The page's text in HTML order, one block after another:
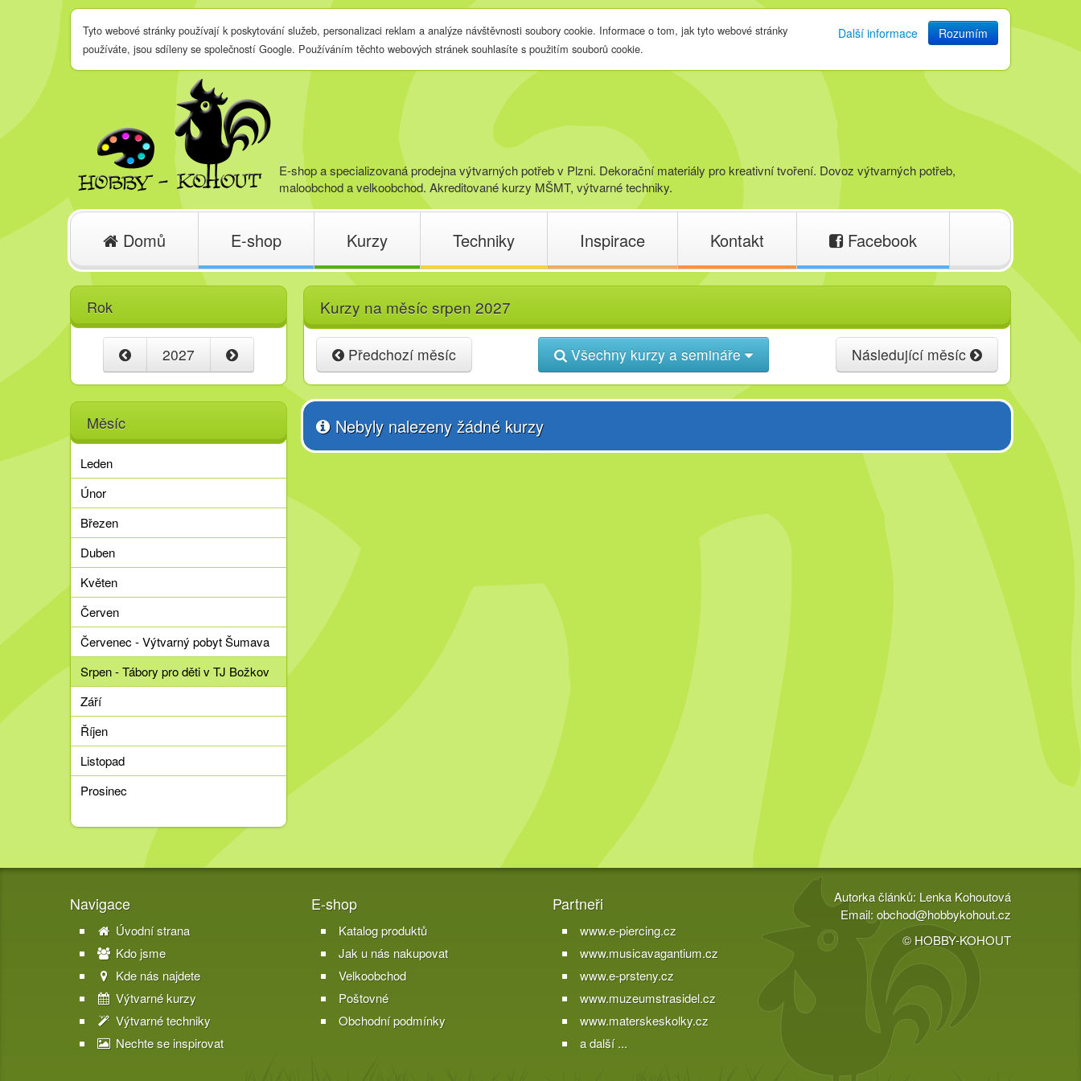
Další informace Rozumím
Tyto webové stránky používají k poskytování služeb, personalizaci reklam a analýze návštěvnosti soubory cookie. Informace o tom, jak tyto webové stránky
používáte, jsou sdíleny se společností Google. Používáním těchto webových stránek souhlasíte s použitím souborů cookie.
E-shop a specializovaná prodejna výtvarných potřeb v Plzni. Dekorační materiály pro kreativní tvoření. Dovoz výtvarných potřeb,
maloobchod a velkoobchod. Akreditované kurzy MŠMT, výtvarné techniky.
Domů E-shop Kurzy Techniky Inspirace Kontakt Facebook
Rok
2027
Měsíc
Leden
Únor
Březen
Duben
Květen
Červen
Červenec - Výtvarný pobyt Šumava
Srpen - Tábory pro děti v TJ Božkov
Září
Říjen
Listopad
Prosinec
Kurzy na měsíc srpen 2027
Předchozí měsíc Následující měsíc
Všechny kurzy a semináře
Nebyly nalezeny žádné kurzy
Navigace
Úvodní strana
Kdo jsme
Kde nás najdete
Výtvarné kurzy
Výtvarné techniky
Nechte se inspirovat
E-shop
Katalog produktů
Jak u nás nakupovat
Velkoobchod
Poštovné
Obchodní podmínky
Partneři
www.e-piercing.cz
www.musicavagantium.cz
www.e-prsteny.cz
www.muzeumstrasidel.cz
www.materskeskolky.cz
a další ...
Autorka článků: Lenka Kohoutová
Email:obchod@hobbykohout.cz
© HOBBY-KOHOUT